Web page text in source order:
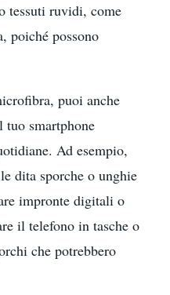
tessuti ruvidi, come
poiché possono
puoi anche
tuo smartphone
Ad esempio,
dita sporche o unghie
impronte digitali o
il telefono in tasche o
che potrebbero